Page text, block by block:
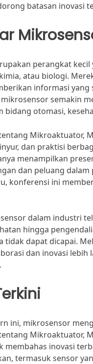
batasan inovasi
perangkat
atau biologi.
informasi
semakin
bidang otomasi,
Mikroaktuator,
dan praktisi
menampilkan
dan peluang
konferensi ini
dalam industri
hingga
tidak dapat dicapai.
dan inovasi lebih
ini, mikrosensor
Mikroaktuator,
membahas inovasi
termasuk sensor